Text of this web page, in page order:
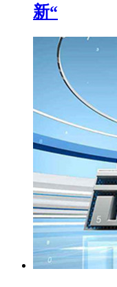
新“